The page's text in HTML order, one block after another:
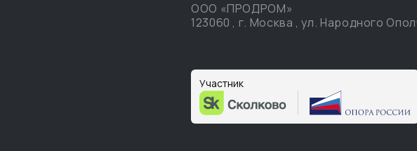
ООО «ПРОДРОМ»
123060 , г. Москва ,ул. Народного
Участник